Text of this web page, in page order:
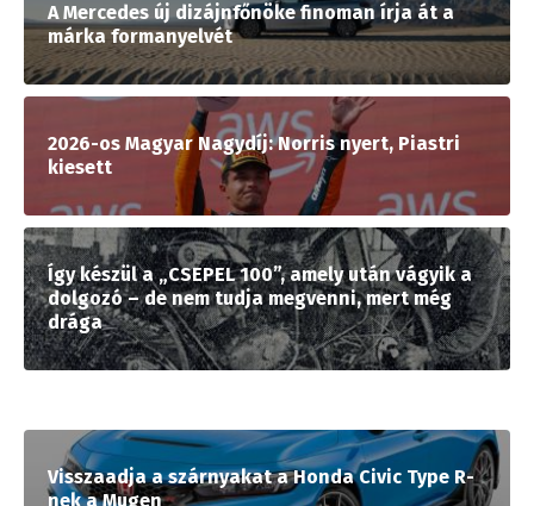
A Mercedes új dizájnfőnöke finoman írja át a
márka formanyelvét
2026-os Magyar Nagydíj: Norris nyert, Piastri
kiesett
Így készül a „CSEPEL 100”, amely után vágyik a
dolgozó – de nem tudja megvenni, mert még
drága
Visszaadja a szárnyakat a Honda Civic Type R-
nek a Mugen